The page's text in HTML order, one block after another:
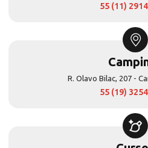
55 (11)
R. Olavo Bilac, 207 -
55 (19)